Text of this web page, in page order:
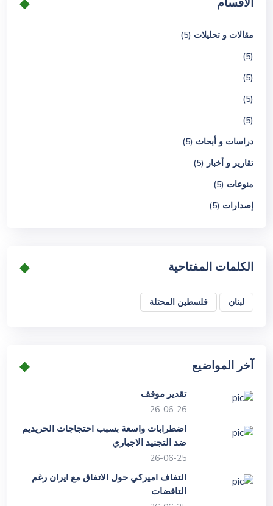
الاقسام
مقالات و تحليلات (5)
(5)
(5)
(5)
(5)
دراسات و أبحاث (5)
تقارير و أخبار (5)
منوعات (5)
إصدارات (5)
الكلمات المفتاحية
لبنان فلسطين المحتلة
آخر المواضيع
تقدير موقف
26-06-26
اضطرابات واسعة بسبب احتجاجات الحريديم
ضد التجنيد الاجباري
26-06-25
التفاف اميركي حول الاتفاق مع ايران رغم
التاقضات